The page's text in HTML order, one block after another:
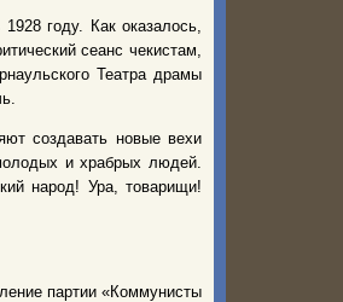
году. Как оказалось,
сеанс чекистам,
Театра драмы
создавать новые вехи
и храбрых людей.
народ! Ура, товарищи!
партии «Коммунисты